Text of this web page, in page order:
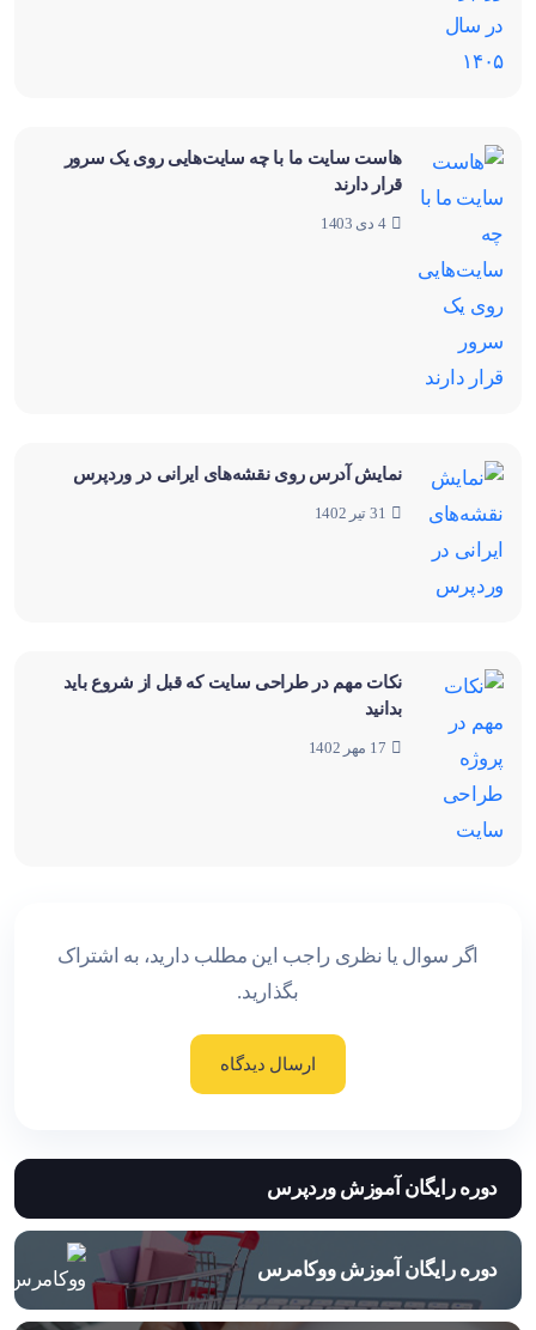
هاست سایت ما با چه سایت‌هایی روی یک سرور
قرار دارند
4 دی 1403
نمایش آدرس روی نقشه‌‌های ایرانی در وردپرس
31 تیر 1402
نکات مهم در طراحی سایت که قبل از شروع باید
بدانید
17 مهر 1402
اگر سوال یا نظری راجب این مطلب دارید، به اشتراک
بگذارید.
ارسال دیدگاه
دوره رایگان آموزش وردپرس
دوره رایگان آموزش ووکامرس